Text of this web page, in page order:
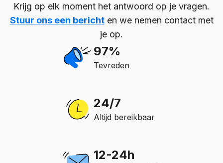
Krijg op elk moment het antwoord op je vragen.
Stuur ons een berichten we nemen contact met
je op.
97%
Tevreden
24/7
Altijd bereikbaar
12-24h